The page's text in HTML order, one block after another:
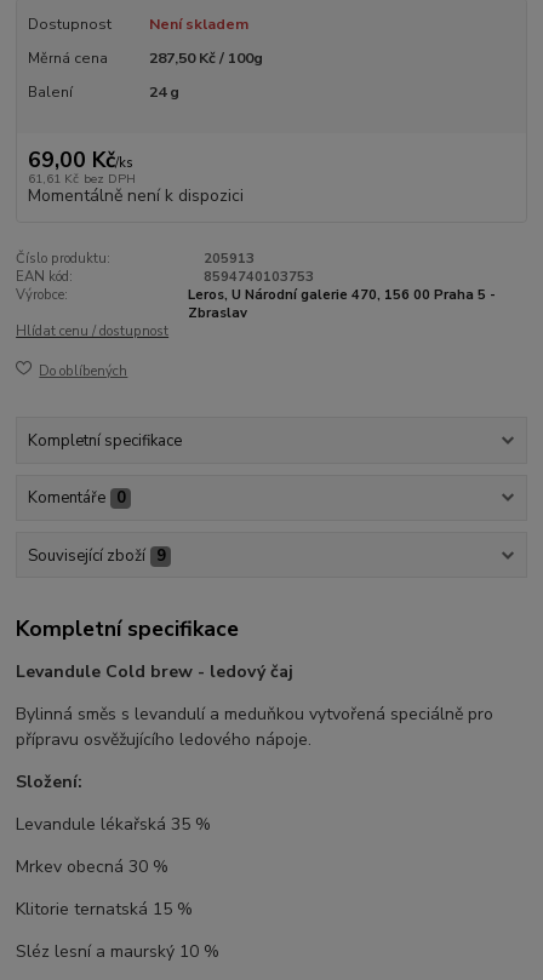
Dostupnost
Není skladem
Měrná cena
287,50 Kč / 100g
Balení
24 g
69,00 Kč/ks
61,61 Kč bez DPH
Momentálně není k dispozici
Číslo produktu:
205913
EAN kód:
8594740103753
Výrobce:
Leros, U Národní galerie 470, 156 00 Praha 5 -
Zbraslav
Hlídat cenu / dostupnost
Do oblíbených
Kompletní specifikace
Komentáře 0
Související zboží 9
Kompletní specifikace
Levandule Cold brew - ledový čaj
Bylinná směs s levandulí a meduňkou vytvořená speciálně pro
přípravu osvěžujícího ledového nápoje.
Složení:
Levandule lékařská35 %
Mrkev obecná30 %
Klitorie ternatská 15 %
Sléz lesní a maurský 10 %